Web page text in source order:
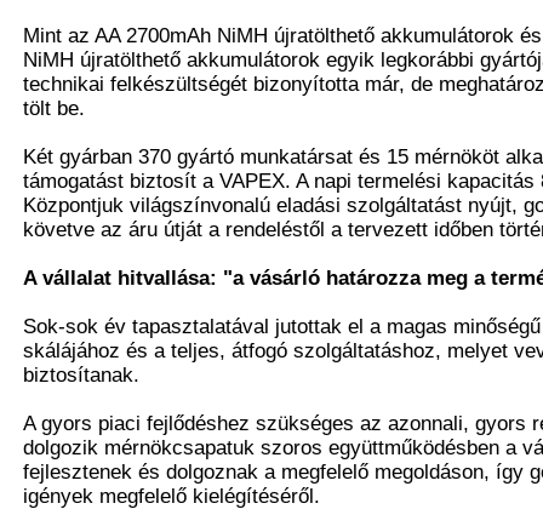
Mint az AA 2700mAh NiMH újratölthető akkumulátorok
NiMH újratölthető akkumulátorok egyik legkorábbi
technikai felkészültségét bizonyította már, de
tölt be.
Két gyárban 370 gyártó munkatársat és 15 mérnököt
támogatást biztosít a VAPEX. A napi termelési kapacitás
Központjuk világszínvonalú eladási szolgáltatást nyújt,
követve az áru útját a rendeléstől a tervezett időben
A vállalat hitvallása: "a vásárló határozza meg a
Sok-sok év tapasztalatával jutottak el a magas
skálájához és a teljes, átfogó szolgáltatáshoz, melyet
biztosítanak.
A gyors piaci fejlődéshez szükséges az azonnali, gyors
dolgozik mérnökcsapatuk szoros együttműködésben a
fejlesztenek és dolgoznak a megfelelő megoldáson, így
igények megfelelő kielégítéséről.